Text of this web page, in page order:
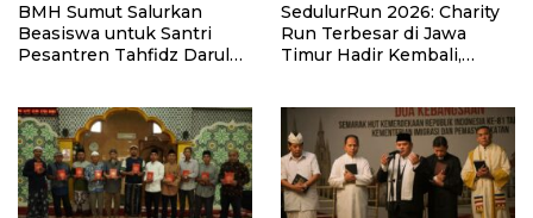
BMH Sumut Salurkan
Beasiswa untuk Santri
Pesantren Tahfidz Darul
SedulurRun 2026: Charity
Run Terbesar di Jawa
Timur Hadir Kembali,
Santri dan Guru Honorer